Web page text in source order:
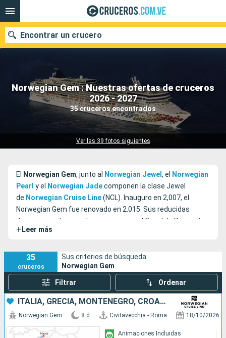
Norwegian Gem : Nuestras ofertas de cruceros
2026 - 2027
35 cruceros encontrados
Ver las 39 fotos siguientes
Encontrar un crucero
Nuestros destinos
Fecha de salida
El Norwegian Gem, junto al Norwegian Jewel , el
Norwegian
Pearl y el Norwegian Jadecomponen la clase Jewel
de Norwegian Cruise Line(NCL). Inauguro en 2,007, el
Norwegian Gem fue renovado en 2.015. Sus reducidas
dimensiones le permiten navegar por el Canal de Panamá.
+ Leer más
35
cruceros
Sus criterios de búsqueda:
Norwegian Gem
Filtrar Ordenar
ITALIA, GRECIA, MONTENEGRO, CROACIA
Norwegian Gem 8 d Civitavecchia - Roma 18/10/2026
Animaciones Incluidas